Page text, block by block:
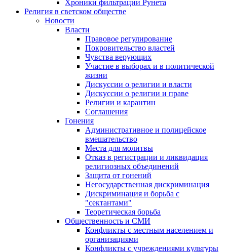
Хроники фильтрации Рунета
Религия в светском обществе
Новости
Власти
Правовое регулирование
Покровительство властей
Чувства верующих
Участие в выборах и в политической
жизни
Дискуссии о религии и власти
Дискуссии о религии и праве
Религии и карантин
Соглашения
Гонения
Административное и полицейское
вмешательство
Места для молитвы
Отказ в регистрации и ликвидация
религиозных объединений
Защита от гонений
Негосударственная дискриминация
Дискриминация и борьба с
"сектантами"
Теоретическая борьба
Общественность и СМИ
Конфликты с местным населением и
организациями
Конфликты с учреждениями культуры